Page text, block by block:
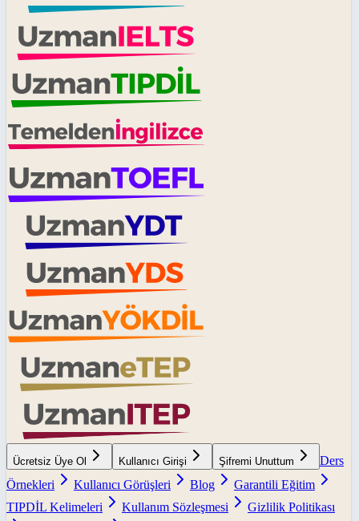
Ücretsiz Üye Ol Kullanıcı Girişi Şifremi Unuttum
Ders
Örnekleri
Kullanıcı Görüşleri Blog
Garantili Eğitim
TIPDİL Kelimeleri
Kullanım Sözleşmesi
Gizlilik Politikası